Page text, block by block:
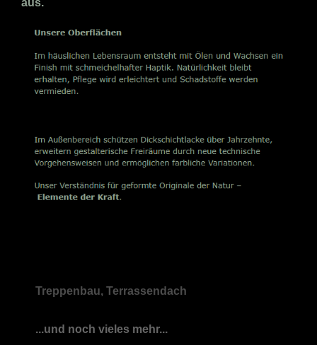
aus.
Treppenbau, Terrassendach
...und noch vieles mehr...